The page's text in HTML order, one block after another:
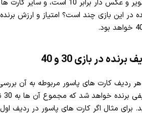
تصویر و عکس دار برابر 10
برنده در بازی 30 و 40